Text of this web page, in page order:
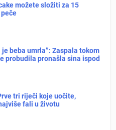
možete složiti za 15
beba umrla”: Zaspala tokom
probudila pronašla sina ispod
tri riječi koje uočite,
fali u životu